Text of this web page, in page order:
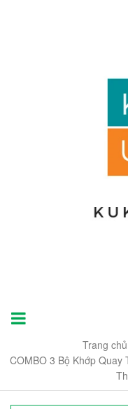
Trang chủ
COMBO 3 Bộ Khớp Quay